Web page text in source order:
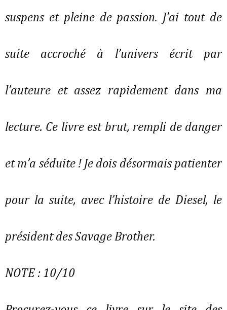
suspens et pleine de passion. J’ai tout de
suite accroché à l’univers écrit par
l’auteure et assez rapidement dans ma
lecture. Ce livre est brut, rempli de danger
et m’a séduite ! Je dois désormais patienter
pour la suite, avec l’histoire de Diesel, le
président des Savage Brother.
NOTE : 10/10